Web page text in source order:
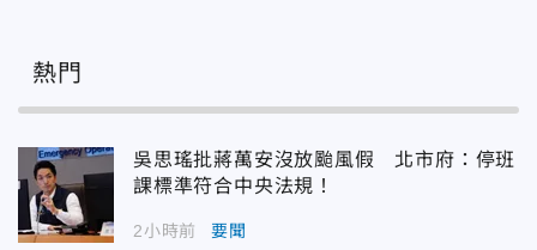
熱門
吳思瑤批蔣萬安沒放颱風假 北市府：停班
課標準符合中央法規！
2小時前 要聞